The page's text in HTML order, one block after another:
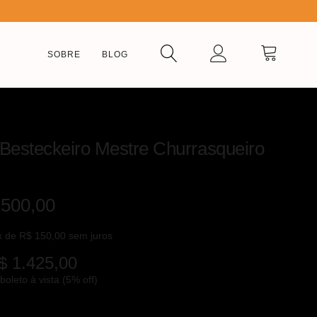
SOBRE BLOG
Mestre Churrasqueiro
de R$ 150,00 sem juros
1.425,00
à vista (5% off)